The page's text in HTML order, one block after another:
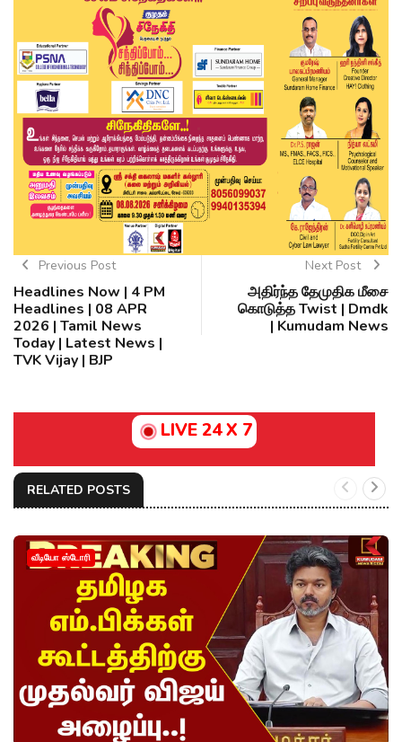
Previous Post
Headlines Now | 4 PM
Headlines | 08 APR
2026 | Tamil News
Today | Latest News |
TVK Vijay | BJP
Next Post
அதிர்ந்த தேமுதிக மீசை
கொடுத்த Twist | Dmdk
| Kumudam News
LIVE 24 X 7
RELATED POSTS
வீடியோ ஸ்டோரி